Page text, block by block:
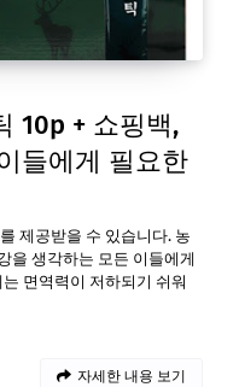
10p + 쇼핑백,
들에게 필요한
제공받을 수 있습니다. 농
을 생각하는 모든 이들에게
면역력이 저하되기 쉬워
자세한 내용 보기